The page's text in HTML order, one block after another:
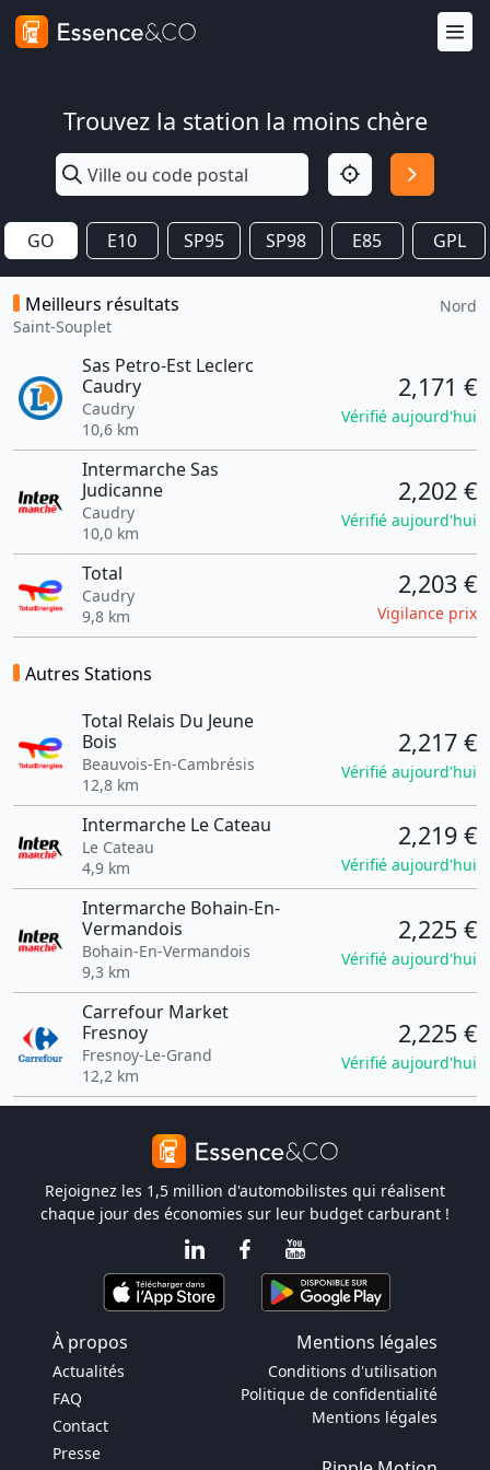
Trouvez la station la moins chère
GO E10 SP95 SP98 E85 GPL
Meilleurs résultats
Saint-Souplet
Nord
Sas Petro-Est Leclerc
Caudry
Caudry
10,6 km
2,171 €
Vérifié aujourd'hui
Intermarche Sas
Judicanne
Caudry
10,0 km
2,202 €
Vérifié aujourd'hui
Total
Caudry
9,8 km
2,203 €
Vigilance prix
Autres Stations
Total Relais Du Jeune
Bois
Beauvois-En-Cambrésis
12,8 km
2,217 €
Vérifié aujourd'hui
Intermarche Le Cateau
Le Cateau
4,9 km
2,219 €
Vérifié aujourd'hui
Intermarche Bohain-En-
Vermandois
Bohain-En-Vermandois
9,3 km
2,225 €
Vérifié aujourd'hui
Carrefour Market
Fresnoy
Fresnoy-Le-Grand
12,2 km
2,225 €
Vérifié aujourd'hui
Rejoignez les 1,5 million d'automobilistes qui réalisent
chaque jour des économies sur leur budget carburant !
À propos Mentions légales
Actualités
FAQ
Contact
Presse
Conditions d'utilisation
Politique de confidentialité
Mentions légales